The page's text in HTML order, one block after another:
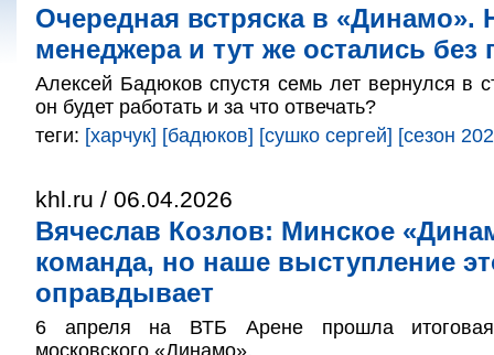
Очередная встряска в «Динамо».
менеджера и тут же остались без
Алексей Бадюков спустя семь лет вернулся в
он будет работать и за что отвечать?
теги: [харчук] [бадюков] [сушко сергей] [сезон
khl.ru / 06.04.2026
Вячеслав Козлов: Минское
команда, но наше выступление
оправдывает
6 апреля на ВТБ Арене прошла итоговая
московского «Динамо».